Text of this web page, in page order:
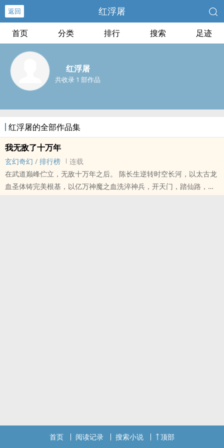
返回 红浮屠
首页 分类 排行 搜索 足迹
红浮屠
共收录 1 部作品
红浮屠的全部作品集
我无敌了十万年
玄幻奇幻 / 排行榜
连载
在武道巅峰伫立，无敌十万年之后。 陈长生逆转时空长河，以太古龙
血圣体铸完美根基，以亿万神魔之血洗淬神兵，开天门，踏仙路，立
首页 阅读记录 搜索小说 顶部